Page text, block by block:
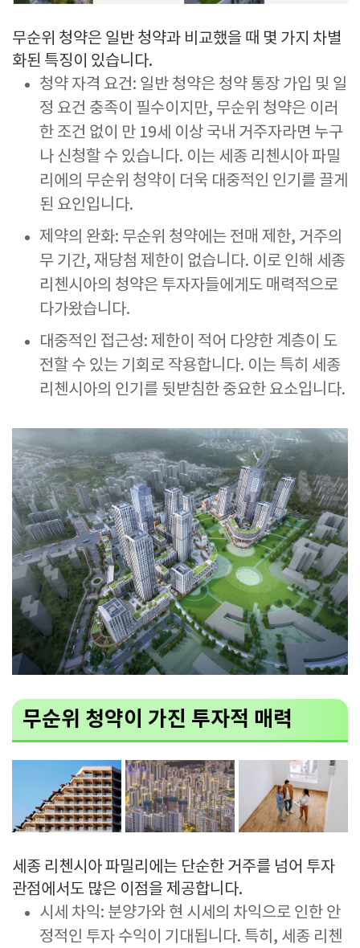
무순위 청약은 일반 청약과 비교했을 때 몇 가지 차별
화된 특징이 있습니다.
청약 자격 요건: 일반 청약은 청약 통장 가입 및 일
정 요건 충족이 필수이지만, 무순위 청약은 이러
한 조건 없이 만 19세 이상 국내 거주자라면 누구
나 신청할 수 있습니다. 이는 세종 리첸시아 파밀
리에의 무순위 청약이 더욱 대중적인 인기를 끌게
된 요인입니다.
제약의 완화: 무순위 청약에는 전매 제한, 거주의
무 기간, 재당첨 제한이 없습니다. 이로 인해 세종
리첸시아의 청약은 투자자들에게도 매력적으로
다가왔습니다.
대중적인 접근성: 제한이 적어 다양한 계층이 도
전할 수 있는 기회로 작용합니다. 이는 특히 세종
리첸시아의 인기를 뒷받침한 중요한 요소입니다.
무순위 청약이 가진 투자적 매력
세종 리첸시아 파밀리에는 단순한 거주를 넘어 투자
관점에서도 많은 이점을 제공합니다.
시세 차익: 분양가와 현 시세의 차익으로 인한 안
정적인 투자 수익이 기대됩니다. 특히, 세종 리첸